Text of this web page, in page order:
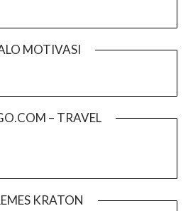
MOTIVASI
– TRAVEL
KRATON